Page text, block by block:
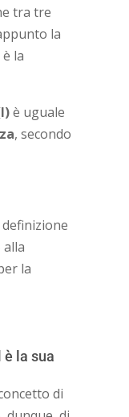
tra tre
la
la
è uguale
, secondo
alla
la
è la sua
di